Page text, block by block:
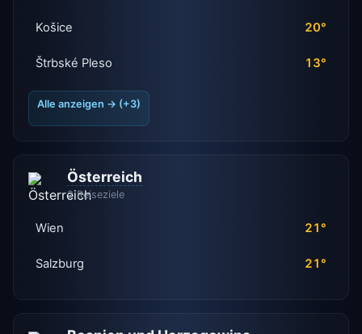
Košice 20°
Štrbské Pleso 13°
Alle anzeigen → (+3)
Österreich
2 Reiseziele
Wien 21°
Salzburg 21°